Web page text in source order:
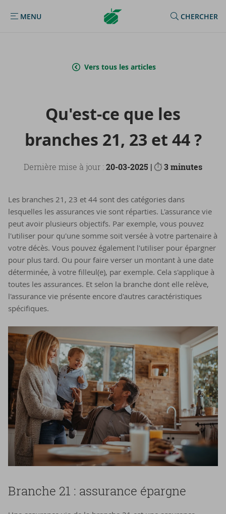
MENU
MENU
Argenta
Homepage
CHERCHER
Vers tous les articles
Qu'est-​ce que les
branches 21, 23 et 44 ?
Dernière mise à jour : 20-03-2025 | ⏱3 minutes
Les branches 21, 23 et 44 sont des catégories dans
lesquelles les assurances vie sont réparties. L'assurance vie
peut avoir plusieurs objectifs. Par exemple, vous pouvez
l'utiliser pour qu'une somme soit versée à votre partenaire à
votre décès. Vous pouvez également l'utiliser pour épargner
pour plus tard. Ou pour faire verser un montant à une date
déterminée, à votre filleul(e), par exemple. Cela s'applique à
toutes les assurances. Et selon la branche dont elle relève,
l'assurance vie présente encore d'autres caractéristiques
spécifiques.
Branche 21 : as­su­rance épargne